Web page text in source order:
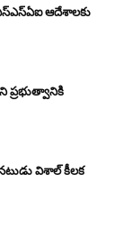
ఆదేశాలకు
విశాల్ కీలక